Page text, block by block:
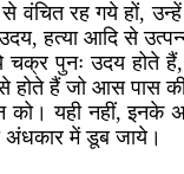
वंचित रह गये हों,
हत्या आदि से
पुनः उदय होते हैं,
होते हैं जो आस पास
को। यही नहीं, इनके
अंधकार में डूब जाये।